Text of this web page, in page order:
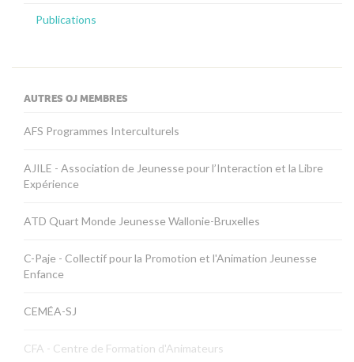
Publications
AUTRES OJ MEMBRES
AFS Programmes Interculturels
AJILE - Association de Jeunesse pour l’Interaction et la Libre
Expérience
ATD Quart Monde Jeunesse Wallonie-Bruxelles
C-Paje - Collectif pour la Promotion et l'Animation Jeunesse
Enfance
CEMÉA-SJ
CFA - Centre de Formation d'Animateurs